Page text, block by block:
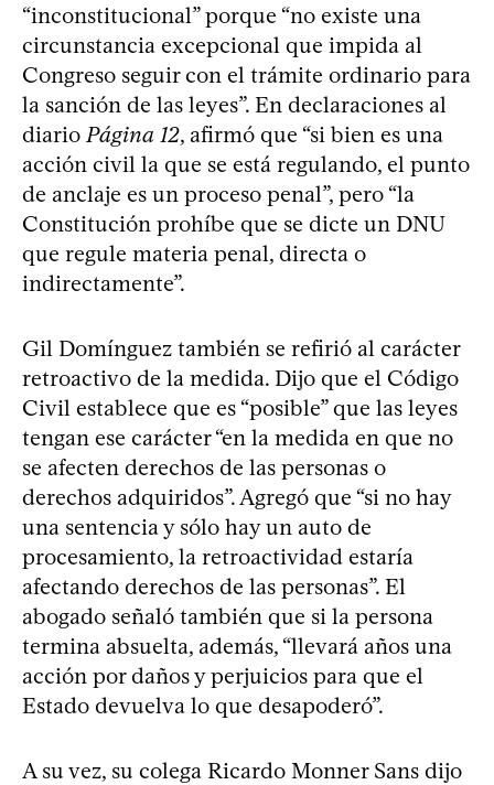
“inconstitucional” porque “no existe una
circunstancia excepcional que impida al
Congreso seguir con el trámite ordinario para
la sanción de las leyes”. En declaraciones al
diario Página 12, afirmó que “si bien es una
acción civil la que se está regulando, el punto
de anclaje es un proceso penal”, pero “la
Constitución prohíbe que se dicte un DNU
que regule materia penal, directa o
indirectamente”.
Gil Domínguez también se refirió al carácter
retroactivo de la medida. Dijo que el Código
Civil establece que es “posible” que las leyes
tengan ese carácter “en la medida en que no
se afecten derechos de las personas o
derechos adquiridos”. Agregó que “si no hay
una sentencia y sólo hay un auto de
procesamiento, la retroactividad estaría
afectando derechos de las personas”. El
abogado señaló también que si la persona
termina absuelta, además, “llevará años una
acción por daños y perjuicios para que el
Estado devuelva lo que desapoderó”.
A su vez, su colega Ricardo Monner Sans dijo